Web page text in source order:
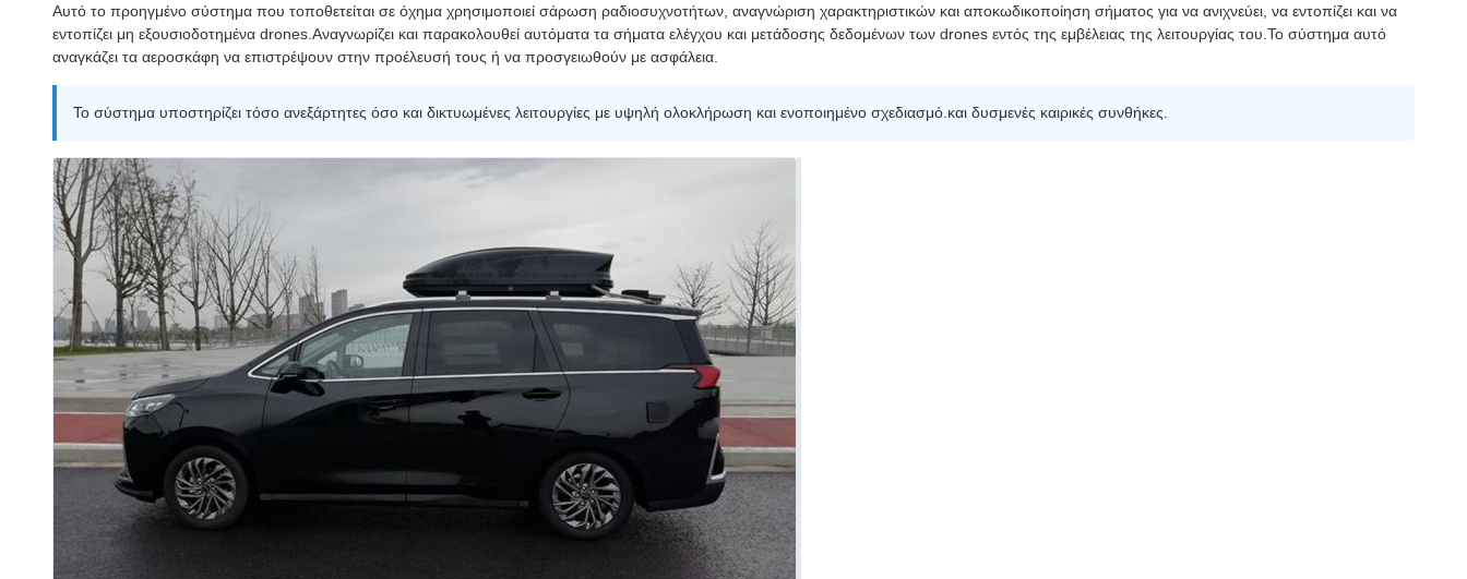
Αυτό το προηγμένο σύστημα που τοποθετείται σε όχημα χρησιμοποιεί σάρωση ραδιοσυχνοτήτων, αναγνώριση χαρακτηριστικών και αποκωδικοποίηση σήματος για να ανιχνεύει, να εντοπίζει και να
εντοπίζει μη εξουσιοδοτημένα drones.Αναγνωρίζει και παρακολουθεί αυτόματα τα σήματα ελέγχου και μετάδοσης δεδομένων των drones εντός της εμβέλειας της λειτουργίας του.Το σύστημα αυτό
αναγκάζει τα αεροσκάφη να επιστρέψουν στην προέλευσή τους ή να προσγειωθούν με ασφάλεια.
Το σύστημα υποστηρίζει τόσο ανεξάρτητες όσο και δικτυωμένες λειτουργίες με υψηλή ολοκλήρωση και ενοποιημένο σχεδιασμό.και δυσμενές καιρικές συνθήκες.